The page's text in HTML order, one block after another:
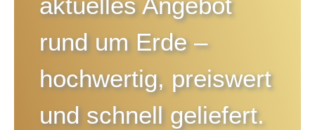
rund um Erde–
hochwertig, preiswert
und schnell geliefert.